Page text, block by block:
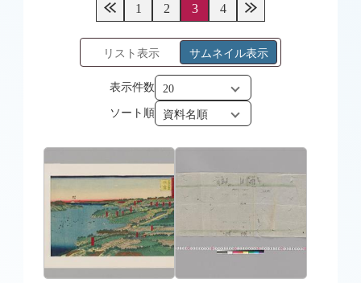
1 2 3 4
リスト表示 サムネイル表示
表示件数
ソート順